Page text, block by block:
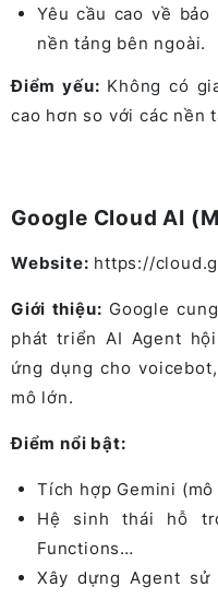
Yêu cầu cao về
nền tảng bên ngoài.
Điểm yếu: Không có
cao hơn so với các nền
Google Cloud AI
Website: https://
Giới thiệu: Google
phát triển AI Agent
ứng dụng cho
mô lớn.
Điểm nổi bật:
Tích hợp Gemini
Hệ sinh thái hỗ
Functions…
Xây dựng Agent